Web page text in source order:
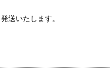
送いたします。